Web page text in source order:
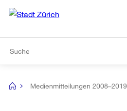
Navigation
[no
Medienmitteilungen 2008–2019